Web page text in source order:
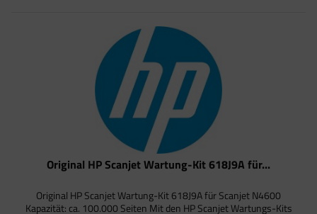
Original HP Scanjet Wartung-Kit 618J9A für...
Original HP Scanjet Wartung-Kit 618J9A für Scanjet N4600
Kapazität: ca. 100.000 Seiten Mit den HP Scanjet Wartungs-Kits